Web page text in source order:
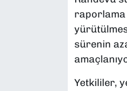
raporlama
sürenin
Yetkililer,